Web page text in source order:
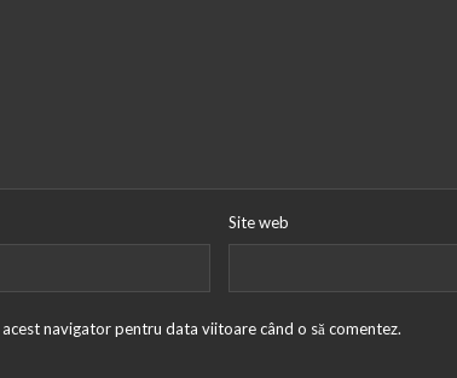
Site web
navigator pentru data viitoare când o să comentez.